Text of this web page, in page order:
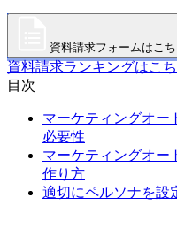
資料請求フォームはこち
資料請求ランキングはこ
目次
マーケティングオー
必要性
マーケティングオー
作り方
適切にペルソナを設